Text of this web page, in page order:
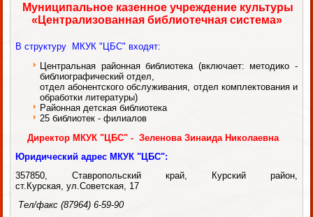
Муниципальное казенное учреждение культуры
«Централизованная библиотечная система»
В структуру МКУК "ЦБС" входят:
Центральная районная библиотека (включает: методико -
библиографический отдел,
отдел абонентского обслуживания, отдел комплектования и
обработки литературы)
Районная детская библиотека
25 библиотек - филиалов
Директор МКУК "ЦБС" - Зеленова Зинаида Николаевна
Юридический адрес МКУК "ЦБС":
357850, Ставропольский край, Курский район,
ст.Курская,ул.Советская, 17
Тел/факс (87964) 6-59-90